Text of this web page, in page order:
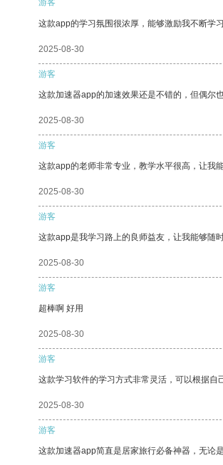
游客
这款app的学习氛围很浓厚，能够激励我不断学
2025-08-30
游客
这款加速器app的加速效果还是不错的，但偶尔
2025-08-30
游客
这款app的老师非常专业，教学水平很高，让我
2025-08-30
游客
这款app是我学习路上的良师益友，让我能够随
2025-08-30
游客
超棒啊 好用
2025-08-30
游客
这款学习软件的学习方式非常灵活，可以根据自
2025-08-30
游客
这款加速器app简直是居家旅行必备神器，无论